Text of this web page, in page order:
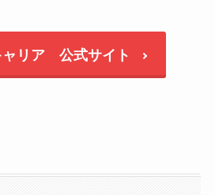
ャリア 公式サイト